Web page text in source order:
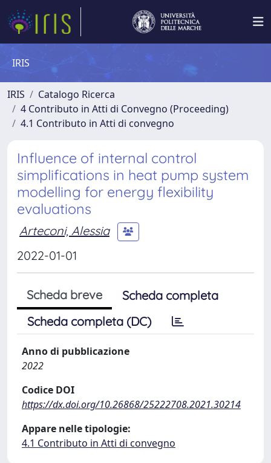
IRIS
IRIS
Catalogo Ricerca
4 Contributo in Atti di Convegno (Proceeding)
4.1 Contributo in Atti di convegno
Influence of internal control
simplifications in heat pump system
modelling for energy flexibility
evaluations
Arteconi, Alessia
2022-01-01
Scheda breve
Scheda completa
Scheda completa (DC)
Anno di pubblicazione
2022
Codice DOI
https://dx.doi.org/10.26868/25222708.2021.30214
Appare nelle tipologie:
4.1 Contributo in Atti di convegno